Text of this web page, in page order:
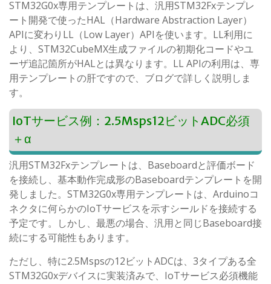
STM32G0x専用テンプレートは、汎用STM32Fxテンプレ
ート開発で使ったHAL（Hardware Abstraction Layer）
APIに変わりLL（Low Layer）APIを使います。LL利用に
より、STM32CubeMX生成ファイルの初期化コードやユ
ーザ追記箇所がHALとは異なります。LL APIの利用は、専
用テンプレートの肝ですので、ブログで詳しく説明しま
す。
IoTサービス例：2.5Msps12ビットADC必須
＋α
汎用STM32Fxテンプレートは、Baseboardと評価ボード
を接続し、基本動作完成形のBaseboardテンプレートを開
発しました。STM32G0x専用テンプレートは、Arduinoコ
ネクタに何らかのIoTサービスを示すシールドを接続する
予定です。しかし、最悪の場合、汎用と同じBaseboard接
続にする可能性もあります。
ただし、特に2.5Mspsの12ビットADCは、3タイプある全
STM32G0xデバイスに実装済みで、IoTサービス必須機能